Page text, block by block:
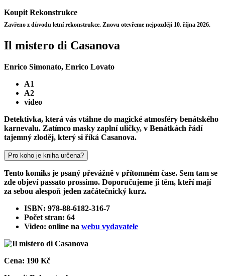
Koupit Rekonstrukce
Zavřeno z důvodu letní rekonstrukce. Znovu otevřeme nejpozději 10. října 2026.
Il mistero di Casanova
Enrico Simonato, Enrico Lovato
A1
A2
video
Detektivka, která vás vtáhne do magické atmosféry benátského
karnevalu. Zatímco masky zaplní uličky, v Benátkách řádí
tajemný zloděj, který si říká Casanova.
Pro koho je kniha určena?
Tento komiks je psaný převážně v přítomném čase. Sem tam se
zde objeví passato prossimo. Doporučujeme ji těm, kteří mají
za sebou alespoň jeden začátečnický kurz.
ISBN: 978-88-6182-316-7
Počet stran: 64
Video: online na webu vydavatele
Cena: 190 Kč